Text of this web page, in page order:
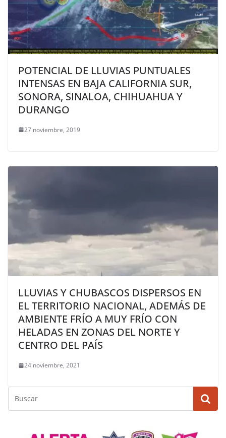
POTENCIAL DE LLUVIAS PUNTUALES
INTENSAS EN BAJA CALIFORNIA SUR,
SONORA, SINALOA, CHIHUAHUA Y
DURANGO
27 noviembre, 2019
LLUVIAS Y CHUBASCOS DISPERSOS EN
EL TERRITORIO NACIONAL, ADEMÁS DE
AMBIENTE FRÍO A MUY FRÍO CON
HELADAS EN ZONAS DEL NORTE Y
CENTRO DEL PAÍS
24 noviembre, 2021